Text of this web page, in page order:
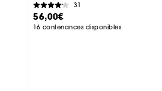
31
56,00€
16 contenances disponibles